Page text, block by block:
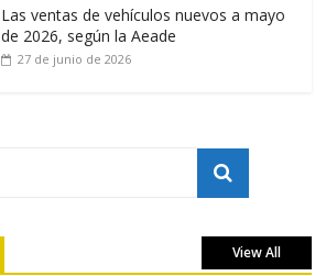
Las ventas de vehículos nuevos a mayo
de 2026, según la Aeade
27 de junio de 2026
View All